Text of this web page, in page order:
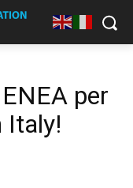
per
Italy!